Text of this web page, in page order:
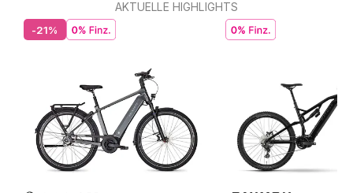
AKTUELLE HIGHLIGHTS
-21%